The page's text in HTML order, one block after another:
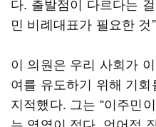
민 비례대표가 필요한 것
이 의원은 우리 사회가
여를 유도하기 위해 기
지적했다. 그는 “이주민